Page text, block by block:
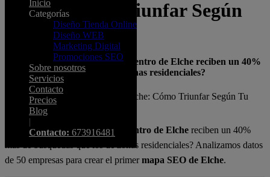
Inicio
Categorías
Diseño Tienda Online
Diseño WEB
Marketing Digital
Promociones SEO
Sobre nosotros
Servicios
Contacto
Precios
Blog
|
Contacto: 673916481
Elche: Cómo Triunfar Según
Tu Ubicación
¿Sabías que los negocios en el Centro de Elche reciben un 40%
más de búsquedas que los de zonas residenciales?
¿Sabías que los negocios en el Centro de Elche reciben un 40%
más de búsquedas que los de zonas residenciales? Analizamos datos
de 50 empresas para crear el primermapa SEO de Elche.